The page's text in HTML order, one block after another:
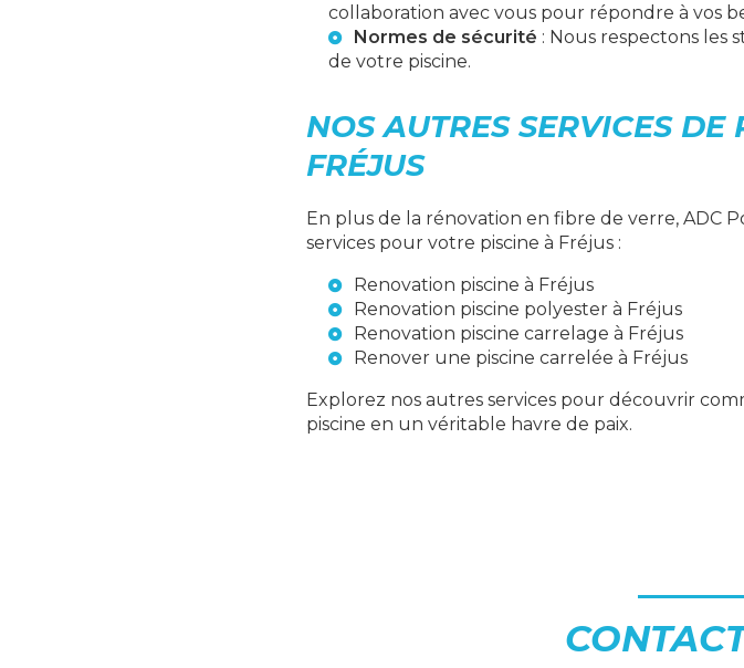
collaboration avec vous pour répondre à vos
Normes de sécurité : Nous respectons les
de votre piscine.
NOS AUTRES SERVICES
FRÉJUS
En plus de la rénovation en fibre de verre, ADC
services pour votre piscine à Fréjus :
Renovation piscine à Fréjus
Renovation piscine polyester à Fréjus
Renovation piscine carrelage à Fréjus
Renover une piscine carrelée à Fréjus
Explorez nos autres services pour découvrir
piscine en un véritable havre de paix.